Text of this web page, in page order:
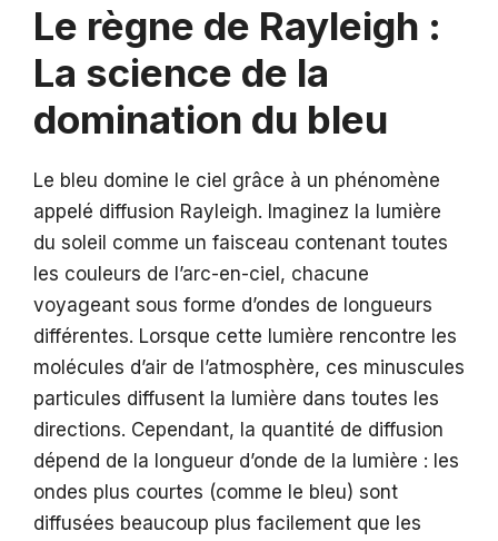
Le règne de Rayleigh :
La science de la
domination du bleu
Le bleu domine le ciel grâce à un phénomène
appelé diffusion Rayleigh. Imaginez la lumière
du soleil comme un faisceau contenant toutes
les couleurs de l’arc-en-ciel, chacune
voyageant sous forme d’ondes de longueurs
différentes. Lorsque cette lumière rencontre les
molécules d’air de l’atmosphère, ces minuscules
particules diffusent la lumière dans toutes les
directions. Cependant, la quantité de diffusion
dépend de la longueur d’onde de la lumière : les
ondes plus courtes (comme le bleu) sont
diffusées beaucoup plus facilement que les